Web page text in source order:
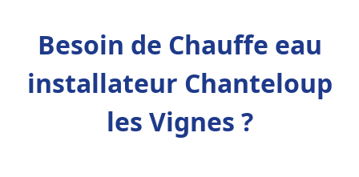
Besoin de Chauffe eau
installateur Chanteloup
les Vignes ?